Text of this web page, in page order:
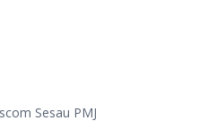
Sesau PMJ